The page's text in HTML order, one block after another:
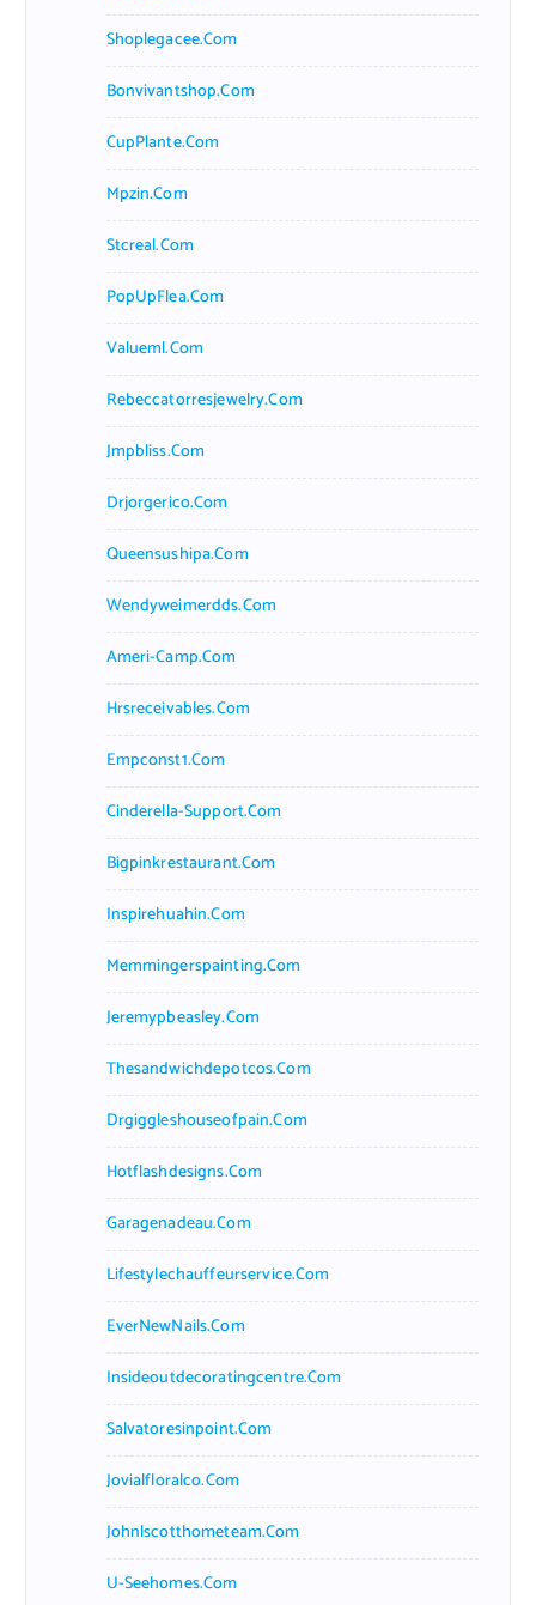
Shoplegacee.com
Bonvivantshop.com
CupPlante.com
Mpzin.com
Stcreal.com
PopUpFlea.com
Valueml.com
Rebeccatorresjewelry.com
Jmpbliss.com
Drjorgerico.com
Queensushipa.com
Wendyweimerdds.com
Ameri-Camp.com
Hrsreceivables.com
Empconst1.com
Cinderella-Support.com
Bigpinkrestaurant.com
Inspirehuahin.com
Memmingerspainting.com
Jeremypbeasley.com
Thesandwichdepotcos.com
Drgiggleshouseofpain.com
Hotflashdesigns.com
Garagenadeau.com
Lifestylechauffeurservice.com
EverNewNails.com
Insideoutdecoratingcentre.com
Salvatoresinpoint.com
Jovialfloralco.com
Johnlscotthometeam.com
U-Seehomes.com